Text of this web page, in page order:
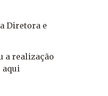
Diretora e
a realização
aqui